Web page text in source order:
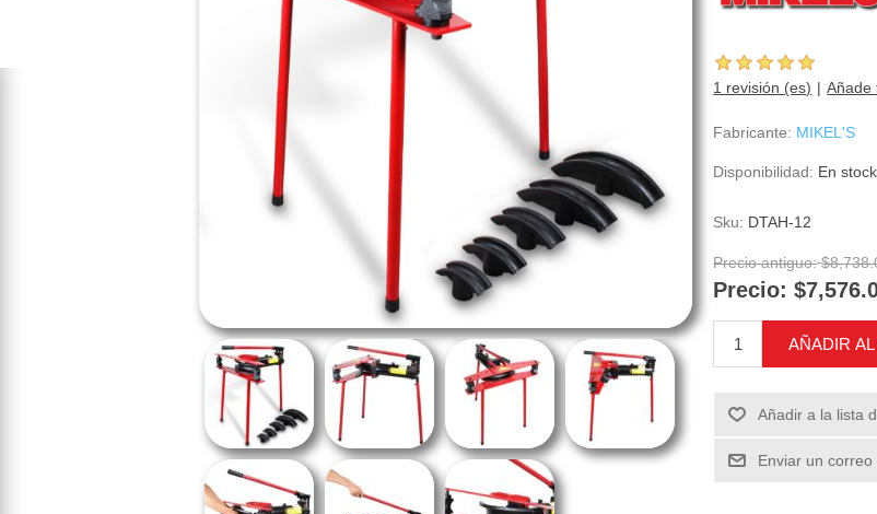
1 revisión (es) Añade
Fabricante: MIKEL'S
Disponibilidad: En stock
Sku: DTAH-12
Precio antiguo:
Precio:
AÑADIR
Añadir a la lista
Enviar un